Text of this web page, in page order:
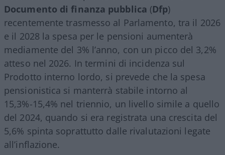
Documento di finanza pubblica (Dfp)
recentemente trasmesso al Parlamento, tra il 2026
e il 2028 la spesa per le pensioni aumenterà
mediamente del 3% l’anno, con un picco del 3,2%
atteso nel 2026. In termini di incidenza sul
Prodotto interno lordo, si prevede che la spesa
pensionistica si manterrà stabile intorno al
15,3%-15,4% nel triennio, un livello simile a quello
del 2024, quando si era registrata una crescita del
5,6% spinta soprattutto dalle rivalutazioni legate
all’inflazione.